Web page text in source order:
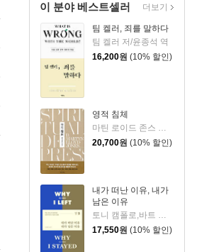
이 분야 베스트셀러
팀 켈러, 죄를 말하다
팀 켈러 저/윤종석 역
16,200원 (10% 할인)
영적 침체
20,700원 (10% 할인)
내가 떠난 이유, 내가
남은 이유
토니 캠폴로,바트 캠폴로 저/노종문 역
17,550원 (10% 할인)
더보기